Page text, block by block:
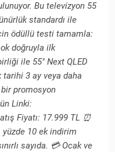
Bu televizyon 55
standardı ile
ödüllü testi tamamla:
doğruyla ilk
ile 55" Next QLED
tarihi 3 ay veya daha
promosyon
Linki:
Fiyatı: 17.999 TL ⏰
10 ek indirim
sayıda. 💳 Ocak ve